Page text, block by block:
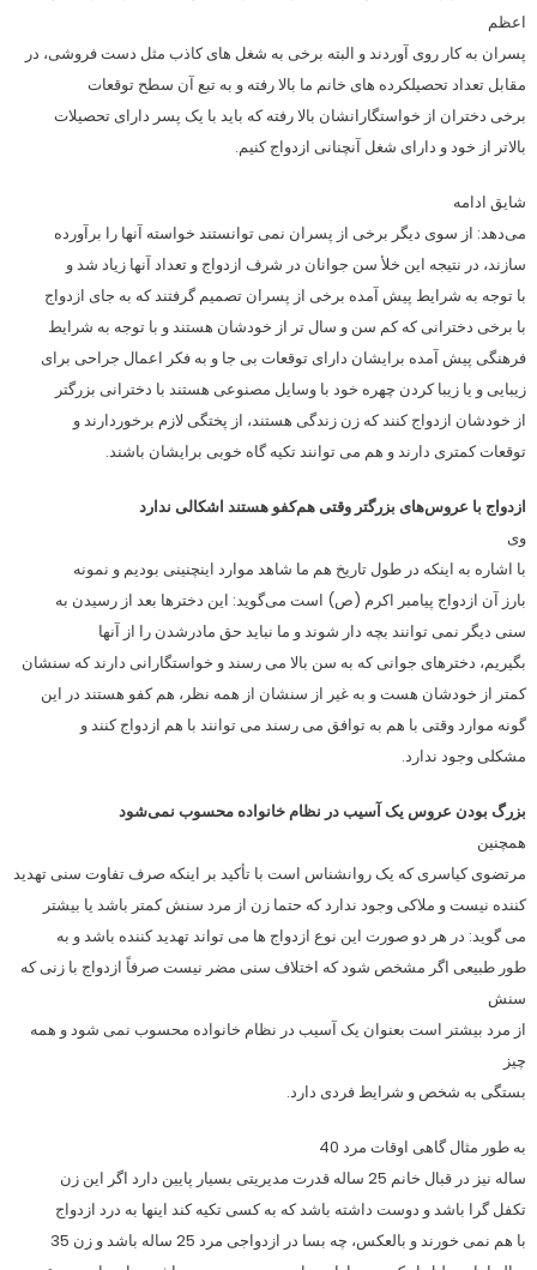
اعظم
پسران به کار روی آوردند و البته برخی به شغل­ های کاذب مثل دست فروشی، در
مقابل تعداد تحصیلکرده­ های خانم ما بالا رفته و به تبع آن سطح توقعات
برخی دختران از خواستگارانشان بالا رفته که باید با یک پسر دارای تحصیلات
بالاتر از خود و دارای شغل آن­چنانی ازدواج کنیم.
شایق ادامه
می‌دهد: از سوی دیگر برخی از پسران نمی ­توانستند خواسته­ آن­ها را برآورده
سازند، در نتیجه­ این خلأ سن جوانان در شرف ازدواج و تعداد آن­ها زیاد شد و
با توجه به شرایط پیش آمده برخی از پسران تصمیم گرفتند که به جای ازدواج
با برخی دخترانی که کم سن و سال تر از خودشان هستند و با توجه به شرایط
فرهنگی پیش آمده برایشان دارای توقعات بی جا و به فکر اعمال جراحی برای
زیبایی و یا زیبا کردن چهره خود با وسایل مصنوعی هستند با دخترانی بزرگتر
از خودشان ازدواج کنند که زن زندگی­ هستند، از پختگی لازم برخوردارند و
توقعات کمتری دارند و هم می­ توانند تکیه­­ گاه خوبی برایشان باشند.
ازدواج با عروس‌های بزرگتر وقتی هم‌کفو هستند اشکالی ندارد
وی
با اشاره به اینکه در طول تاریخ هم ما شاهد موارد این­چنینی بودیم و نمونه
بارز آن ازدواج پیامبر اکرم (ص) است می‌گوید: این دخترها بعد از رسیدن به
سنی دیگر نمی توانند بچه دار شوند و ما نباید حق مادرشدن را از آنها
بگیریم، دخترهای جوانی که به سن بالا می رسند و خواستگارانی دارند که سنشان
کمتر از خودشان هست و به غیر از سنشان از همه نظر، هم کفو هستند در این
گونه موارد وقتی با هم به توافق می رسند می توانند با هم ازدواج کنند و
مشکلی وجود ندارد.
بزرگ بودن عروس یک آسیب در نظام خانواده محسوب نمی‌شود
همچنین
مرتضوی کیاسری که یک روانشناس است با تأکید بر اینکه صرف تفاوت سنی تهدید
کننده نیست و ملاکی وجود ندارد که حتما زن از مرد سنش کمتر باشد یا بیشتر
می گوید: در هر دو صورت این نوع ازدواج ها می تواند تهدید کننده باشد و به
طور طبیعی اگر مشخص شود که اختلاف سنی مضر نیست صرفاً ازدواج با زنی که
سنش
از مرد بیشتر است بعنوان یک آسیب در نظام خانواده محسوب نمی شود و همه
چیز
بستگی به شخص و شرایط فردی دارد.
به طور مثال گاهی اوقات مرد 40
ساله نیز در قبال خانم 25 ساله قدرت مدیریتی بسیار پایین دارد اگر این زن
تکفل گرا باشد و دوست داشته باشد که به کسی تکیه کند اینها به درد ازدواج
با هم نمی خورند و بالعکس، چه بسا در ازدواجی مرد 25 ساله باشد و زن 35